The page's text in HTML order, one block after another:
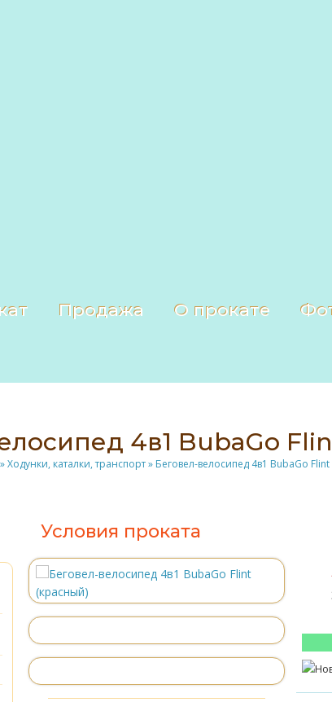
Продажа О прокате
4в1 BubaGo
»Ходунки, каталки, транспорт» Беговел-велосипед 4в1 BubaGo
Условия проката